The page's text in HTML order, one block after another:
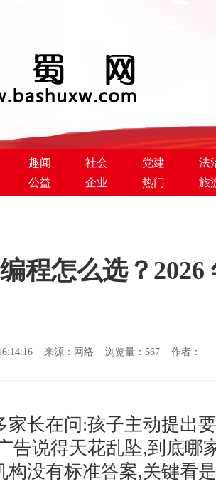
趣闻 社会 党建
法
公益 企业 热门 旅
程怎么选？
来源：网络 浏览量： 567 作者：
家长在问:孩子主动提出
告说得天花乱坠,到底哪
构没有标准答案,关键看